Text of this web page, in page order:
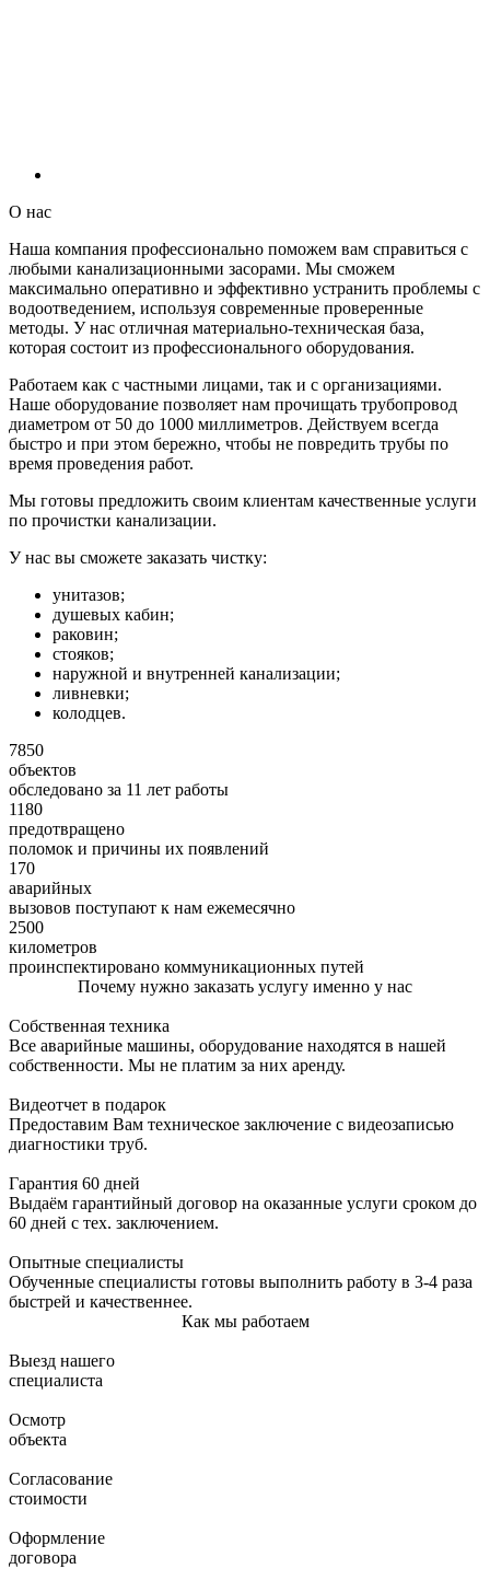
О нас
Наша компания профессионально поможем вам справиться с
любыми канализационными засорами. Мы сможем
максимально оперативно и эффективно устранить проблемы с
водоотведением, используя современные проверенные
методы. У нас отличная материально-техническая база,
которая состоит из профессионального оборудования.
Работаем как с частными лицами, так и с организациями.
Наше оборудование позволяет нам прочищать трубопровод
диаметром от 50 до 1000 миллиметров. Действуем всегда
быстро и при этом бережно, чтобы не повредить трубы по
время проведения работ.
Мы готовы предложить своим клиентам качественные услуги
по прочистки канализации.
У нас вы сможете заказать чистку:
унитазов;
душевых кабин;
раковин;
стояков;
наружной и внутренней канализации;
ливневки;
колодцев.
7850
объектов
обследовано за 11 лет работы
1180
предотвращено
поломок и причины их появлений
170
аварийных
вызовов поступают к нам ежемесячно
2500
километров
проинспектировано коммуникационных путей
Почему нужно заказать услугу именно у нас
Собственная техника
Все аварийные машины, оборудование находятся в нашей
собственности. Мы не платим за них аренду.
Видеотчет в подарок
Предоставим Вам техническое заключение с видеозаписью
диагностики труб.
Гарантия 60 дней
Выдаём гарантийный договор на оказанные услуги сроком до
60 дней с тех. заключением.
Опытные специалисты
Обученные специалисты готовы выполнить работу в 3-4 раза
быстрей и качественнее.
Как мы работаем
Выезд нашего
специалиста
Осмотр
объекта
Согласование
стоимости
Оформление
договора